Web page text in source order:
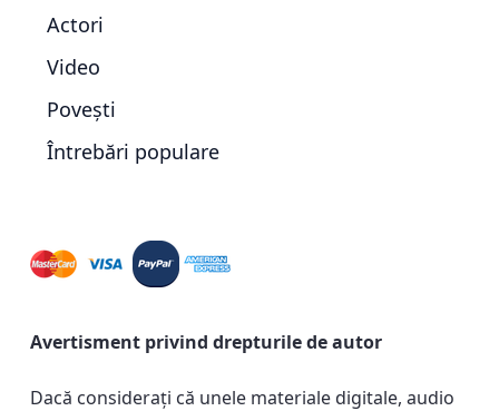
Actori
Video
Povești
Întrebări populare
Avertisment privind drepturile de autor
Dacă considerați că unele materiale digitale, audio